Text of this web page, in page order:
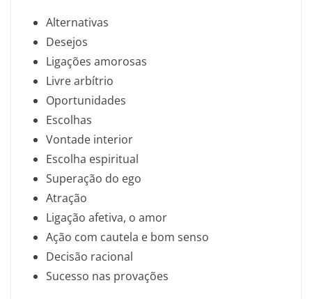
Alternativas
Desejos
Ligações amorosas
Livre arbítrio
Oportunidades
Escolhas
Vontade interior
Escolha espiritual
Superação do ego
Atração
Ligação afetiva, o amor
Ação com cautela e bom senso
Decisão racional
Sucesso nas provações